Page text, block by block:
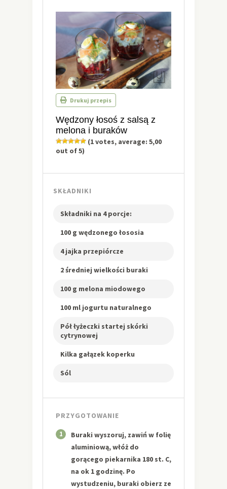
Drukuj przepis
Wędzony łosoś z salsą z
melona i buraków
(1votes, average: 5,00
out of 5)
SKŁADNIKI
Składniki na 4 porcje:
100 g wędzonego łososia
4 jajka przepiórcze
2 średniej wielkości buraki
100 g melona miodowego
100 ml jogurtu naturalnego
Pół łyżeczki startej skórki
cytrynowej
Kilka gałązek koperku
Sól
PRZYGOTOWANIE
1
Buraki wyszoruj, zawiń w folię
aluminiową, włóż do
gorącego piekarnika 180 st. C,
na ok 1 godzinę. Po
wystudzeniu, buraki obierz ze